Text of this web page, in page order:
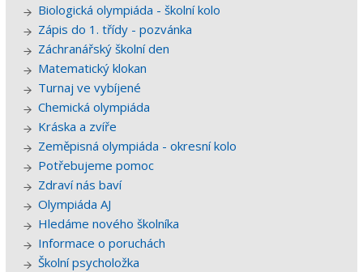
Biologická olympiáda - školní kolo
Zápis do 1. třídy - pozvánka
Záchranářský školní den
Matematický klokan
Turnaj ve vybíjené
Chemická olympiáda
Kráska a zvíře
Zeměpisná olympiáda - okresní kolo
Potřebujeme pomoc
Zdraví nás baví
Olympiáda AJ
Hledáme nového školníka
Informace o poruchách
Školní psycholožka